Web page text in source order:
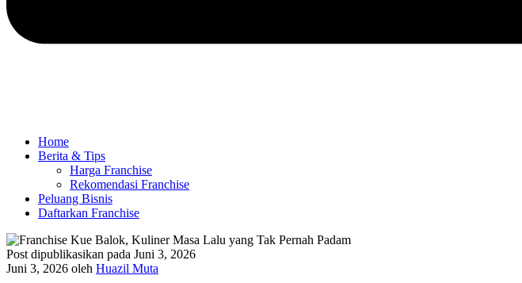
Home
Berita & Tips
Harga Franchise
Rekomendasi Franchise
Peluang Bisnis
Daftarkan Franchise
Post dipublikasikan pada Juni 3, 2026
Juni 3, 2026 oleh Huazil Muta